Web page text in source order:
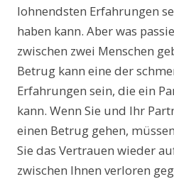
lohnendsten Erfahrungen
haben kann. Aber was
zwischen zwei Menschen
Betrug kann eine der
Erfahrungen sein, die ein
kann. Wenn Sie und Ihr
einen Betrug gehen,
Sie das Vertrauen wieder
zwischen Ihnen verloren